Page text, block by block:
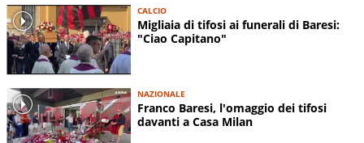
CALCIO
Migliaia di tifosi ai funerali di Baresi:
"Ciao Capitano"
NAZIONALE
Franco Baresi, l'omaggio dei tifosi
davanti a Casa Milan